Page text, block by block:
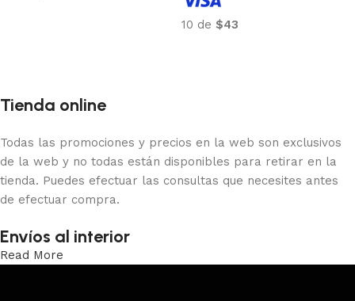
10 de $43
Tienda online
Todas las promociones y precios en la web son exclusivos
de la web y no todas están disponibles para retirar en la
tienda. Puedes efectuar las consultas que necesites antes
de efectuar compra.
Envíos al interior
Read More